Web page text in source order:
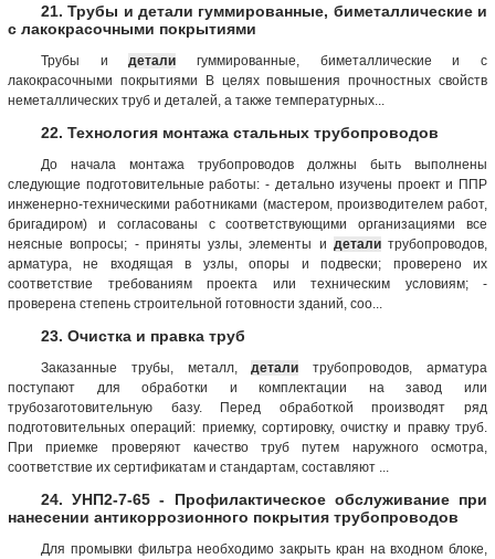
21. Трубы и детали гуммированные, биметаллические и
с лакокрасочными покрытиями
Трубы идетали гуммированные, биметаллические и с
лакокрасочными покрытиями В целях повышения прочностных свойств
неметаллических труб и деталей, а также температурных...
22. Технология монтажа стальных трубопроводов
До начала монтажа трубопроводов должны быть выполнены
следующие подготовительные работы: - детально изучены проект и ППР
инженерно-техническими работниками (мастером, производителем работ,
бригадиром) и согласованы с соответствующими организациями все
неясные вопросы; - приняты узлы, элементы и деталитрубопроводов,
арматура, не входящая в узлы, опоры и подвески; проверено их
соответствие требованиям проекта или техническим условиям; -
проверена степень строительной готовности зданий, соо...
23. Очистка и правка труб
Заказанные трубы, металл,детали трубопроводов, арматура
поступают для обработки и комплектации на завод или
трубозаготовительную базу. Перед обработкой производят ряд
подготовительных операций: приемку, сортировку, очистку и правку труб.
При приемке проверяют качество труб путем наружного осмотра,
соответствие их сертификатам и стандартам, составляют ...
24. УНП2-7-65 - Профилактическое обслуживание при
нанесении антикоррозионного покрытия трубопроводов
Для промывки фильтра необходимо закрыть кран на входном блоке,